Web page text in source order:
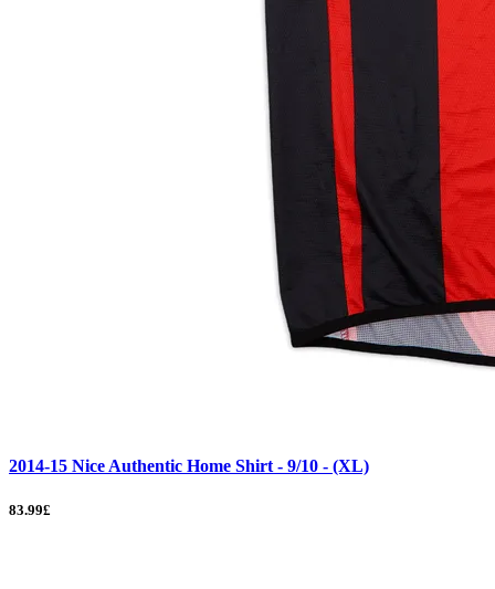
2014-15 Nice Authentic Home Shirt - 9/10 - (XL)
83.99£